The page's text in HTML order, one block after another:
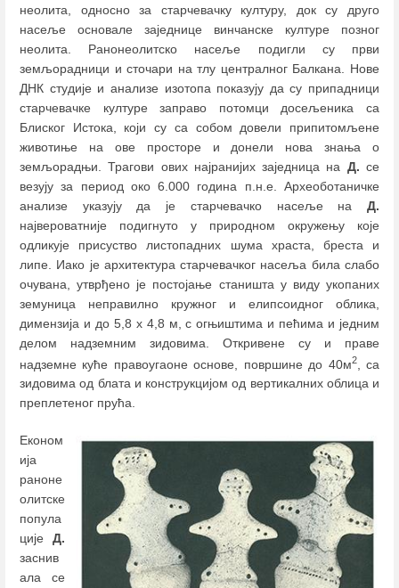
неолита, односно за старчевачку културу, док су друго
насеље основале заједнице винчанске културе позног
неолита. Ранонеолитско насеље подигли су први
земљорадници и сточари на тлу централног Балкана. Нове
ДНК студије и анализе изотопа показују да су припадници
старчевачке културе заправо потомци досељеника са
Блиског Истока, који су са собом довели припитомљене
животиње на ове просторе и донели нова знања о
земљорадњи. Трагови ових најранијих заједница на Д. се
везују за период око 6.000 година п.н.е. Археоботаничке
анализе указују да је старчевачко насеље на Д.
највероватније подигнуто у природном окружењу које
одликује присуство листопадних шума храста, бреста и
липе. Иако је архитектура старчевачког насеља била слабо
очувана, утврђено је постојање станишта у виду укопаних
земуница неправилно кружног и елипсоидног облика,
димензија и до 5,8 x 4,8 м, с огњиштима и пећима и једним
делом надземним зидовима. Откривене су и праве
надземне куће правоугаоне основе, површине до 40м2, са
зидовима од блата и конструкцијом од вертикалних облица и
преплетеног прућа.
Економ
ија
раноне
олитске
попула
ције Д.
заснив
ала се